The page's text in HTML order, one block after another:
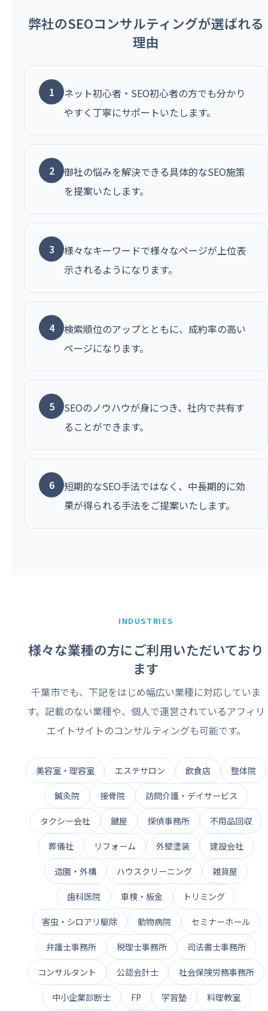
弊社のSEOコンサルティングが選ばれる
理由
1
ネット初心者・SEO初心者の方でも分かり
やすく丁寧にサポートいたします。
2
御社の悩みを解決できる具体的なSEO施策
を提案いたします。
3
様々なキーワードで様々なページが上位表
示されるようになります。
4
検索順位のアップとともに、成約率の高い
ページになります。
5
SEOのノウハウが身につき、社内で共有す
ることができます。
6
短期的なSEO手法ではなく、中長期的に効
果が得られる手法をご提案いたします。
INDUSTRIES
様々な業種の方にご利用いただいており
ます
千葉市でも、下記をはじめ幅広い業種に対応していま
す。記載のない業種や、個人で運営されているアフィリ
エイトサイトのコンサルティングも可能です。
美容室・理容室 エステサロン 飲食店 整体院
鍼灸院 接骨院 訪問介護・デイサービス
タクシー会社 鍵屋 探偵事務所 不用品回収
葬儀社 リフォーム 外壁塗装 建設会社
造園・外構 ハウスクリーニング 雑貨屋
歯科医院 車検・板金 トリミング
害虫・シロアリ駆除 動物病院 セミナーホール
弁護士事務所 税理士事務所 司法書士事務所
コンサルタント 公認会計士 社会保険労務事務所
中小企業診断士 FP 学習塾 料理教室